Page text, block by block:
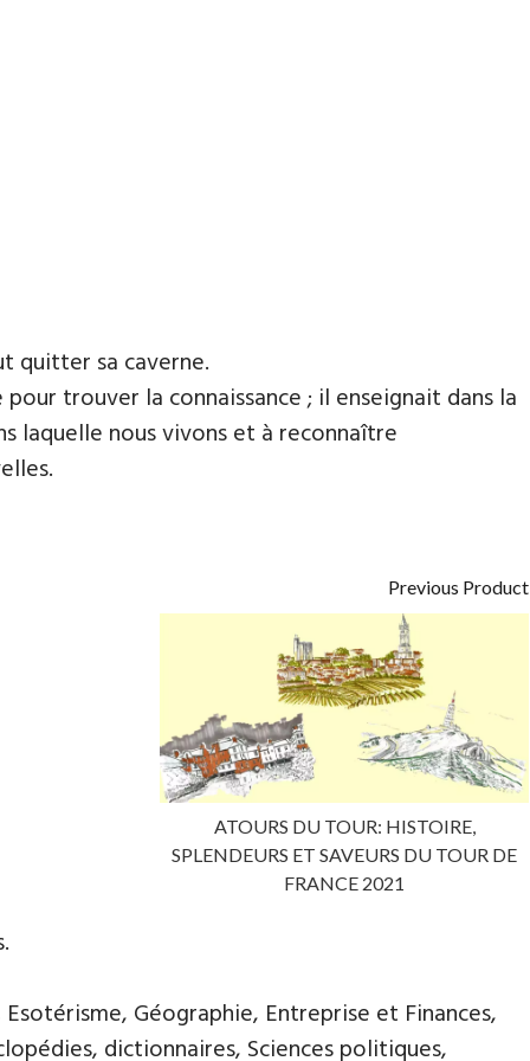
quitter sa caverne.
trouver la connaissance ; il enseignait dans la
laquelle nous vivons et à reconnaître
Previous Product
ATOURS DU TOUR: HISTOIRE,
SPLENDEURS ET SAVEURS DU TOUR DE
FRANCE 2021
Géographie, Entreprise et Finances,
dictionnaires, Sciences politiques,